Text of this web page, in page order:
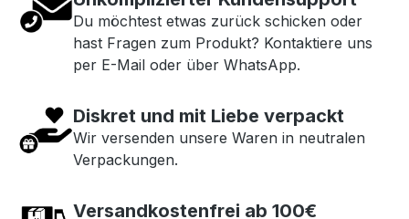
Du möchtest etwas zurück schicken oder
hast Fragen zum Produkt? Kontaktiere uns
per E-Mail oder über WhatsApp.
Diskret und mit Liebe verpackt
Wir versenden unsere Waren in neutralen
Verpackungen.
Versandkostenfrei ab 100€